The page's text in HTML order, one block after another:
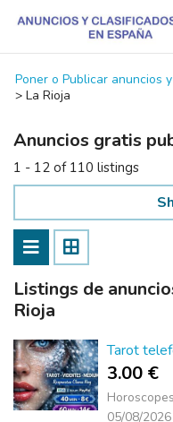
Poner o Publicar anuncios
> La Rioja
Anuncios gratis
1 - 12 of 110 listings
Listings de
Rioja
Tarot
3.00 €
05/08/2026